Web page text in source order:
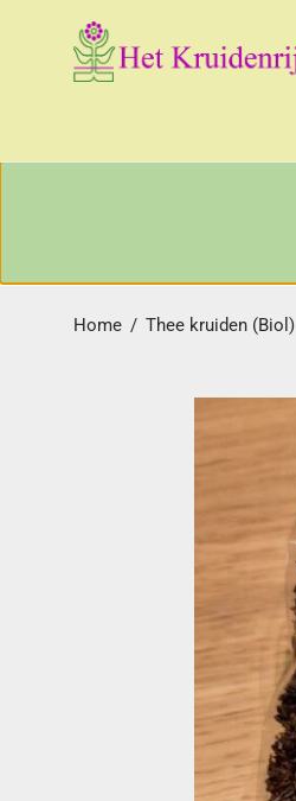
Home / Thee kruiden (Biol)